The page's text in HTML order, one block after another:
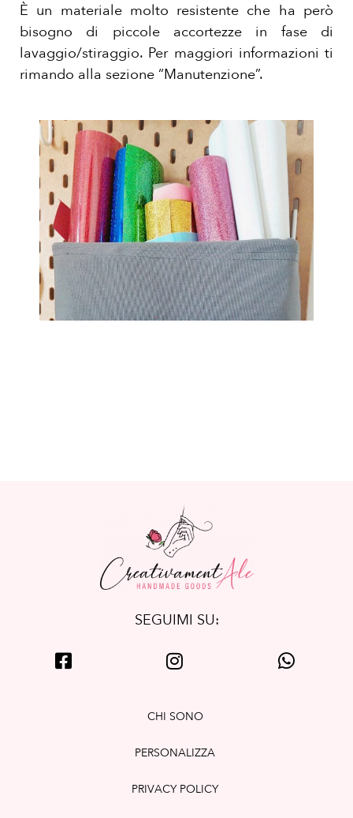
È un materiale molto resistente che ha però
bisogno di piccole accortezze in fase di
lavaggio/stiraggio. Per maggiori informazioni ti
rimando alla sezione “Manutenzione”.
SEGUIMI SU:
CHI SONO
PERSONALIZZA
PRIVACY POLICY